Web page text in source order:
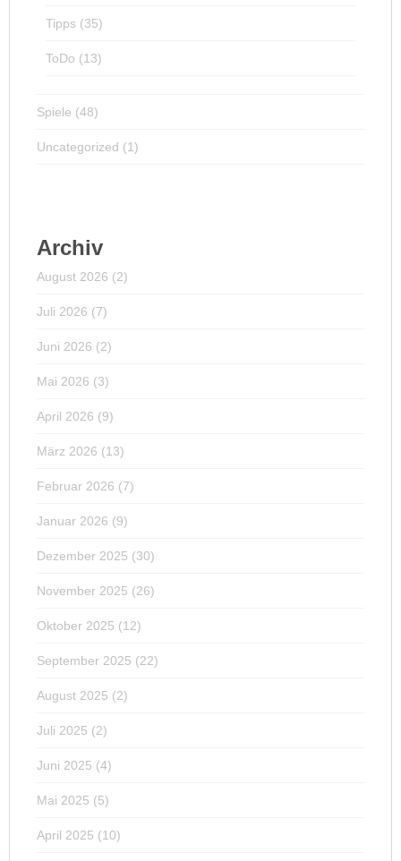
Tipps (35)
ToDo (13)
Spiele (48)
Uncategorized (1)
Archiv
August 2026 (2)
Juli 2026 (7)
Juni 2026 (2)
Mai 2026 (3)
April 2026 (9)
März 2026 (13)
Februar 2026 (7)
Januar 2026 (9)
Dezember 2025 (30)
November 2025 (26)
Oktober 2025 (12)
September 2025 (22)
August 2025 (2)
Juli 2025 (2)
Juni 2025 (4)
Mai 2025 (5)
April 2025 (10)